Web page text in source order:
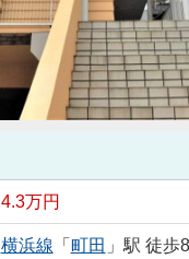
4.3万円
横浜線 「 町田 」駅 徒歩